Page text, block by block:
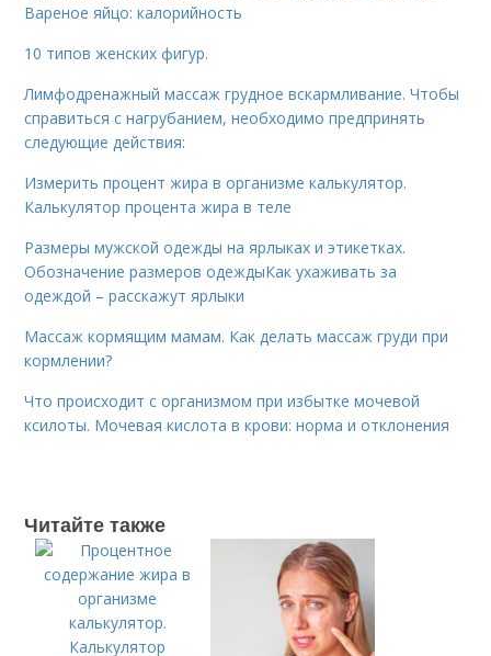
Вареное яйцо: калорийность
10 типов женских фигур.
Лимфодренажный массаж грудное вскармливание. Чтобы
справиться с нагрубанием, необходимо предпринять
следующие действия:
Измерить процент жира в организме калькулятор.
Калькулятор процента жира в теле
Размеры мужской одежды на ярлыках и этикетках.
Обозначение размеров одеждыКак ухаживать за
одеждой – расскажут ярлыки
Массаж кормящим мамам. Как делать массаж груди при
кормлении?
Что происходит с организмом при избытке мочевой
ксилоты. Мочевая кислота в крови: норма и отклонения
Читайте также